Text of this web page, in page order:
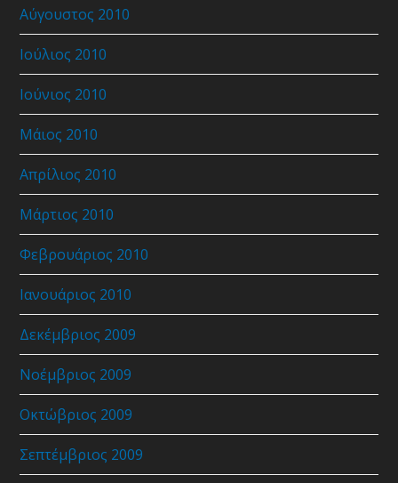
Αύγουστος 2010
Ιούλιος 2010
Ιούνιος 2010
Μάιος 2010
Απρίλιος 2010
Μάρτιος 2010
Φεβρουάριος 2010
Ιανουάριος 2010
Δεκέμβριος 2009
Νοέμβριος 2009
Οκτώβριος 2009
Σεπτέμβριος 2009